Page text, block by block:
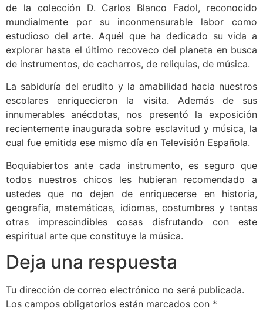
de la colección D. Carlos Blanco Fadol, reconocido
mundialmente por su inconmensurable labor como
estudioso del arte. Aquél que ha dedicado su vida a
explorar hasta el último recoveco del planeta en busca
de instrumentos, de cacharros, de reliquias, de música.
La sabiduría del erudito y la amabilidad hacia nuestros
escolares enriquecieron la visita. Además de sus
innumerables anécdotas, nos presentó la exposición
recientemente inaugurada sobre esclavitud y música, la
cual fue emitida ese mismo día en Televisión Española.
Boquiabiertos ante cada instrumento, es seguro que
todos nuestros chicos les hubieran recomendado a
ustedes que no dejen de enriquecerse en historia,
geografía, matemáticas, idiomas, costumbres y tantas
otras imprescindibles cosas disfrutando con este
espiritual arte que constituye la música.
Deja una respuesta
Tu dirección de correo electrónico no será publicada.
Los campos obligatorios están marcados con *